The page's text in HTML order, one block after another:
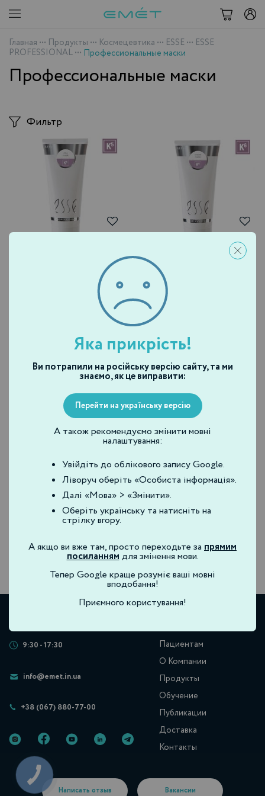
Главная ••• Продукты ••• Космецевтика ••• ESSE ••• ESSE
PROFESSIONAL ••• Профессиональные маски
Профессиональные маски
Фильтр
Дізнатись ціну
Крем-маска Cream
Mask K6 | B2B
Маски
Eye Contour Mask+ К11
Дізнатись ціну
Маски
Интенсивная маска
Intensity Mask+ К13
Пациентам
О Компании
Продукты
Обучение
Публикации
Доставка
Контакты
9:30 - 17:30
info@emet.in.ua
+38 (067) 880-77-00
Написать отзыв Вакансии
Яка прикрість!
Ви потрапили на російську версію сайту, та ми
знаємо, як це виправити:
Перейти на українську версію
А також рекомендуємо змінити мовні
налаштування:
Увійдіть до облікового запису Google.
Ліворуч оберіть «Особиста інформація».
Далі «Мова» > «Змінити».
Оберіть українську та натисніть на
стрілку вгору.
А якщо ви вже там, просто переходьте за прямим
посиланнямдля змінення мови.
Тепер Google краще розуміє ваші мовні
вподобання!
Приємного користування!